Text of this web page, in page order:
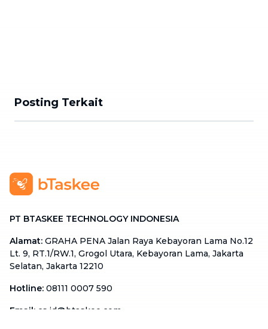
Posting Terkait
PT BTASKEE TECHNOLOGY INDONESIA
Alamat: GRAHA PENA Jalan Raya Kebayoran Lama No.12
Lt. 9, RT.1/RW.1, Grogol Utara, Kebayoran Lama, Jakarta
Selatan, Jakarta 12210
Hotline: 08111 0007 590
Email: cs.id@btaskee.com